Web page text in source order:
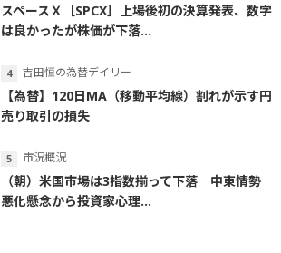
スペースＸ［SPCX］上場後初の決算発表、数字
は良かったが株価が下落...
吉田恒の為替デイリー
【為替】120日MA（移動平均線）割れが示す円
売り取引の損失
市況概況
（朝）米国市場は3指数揃って下落 中東情勢
悪化懸念から投資家心理...